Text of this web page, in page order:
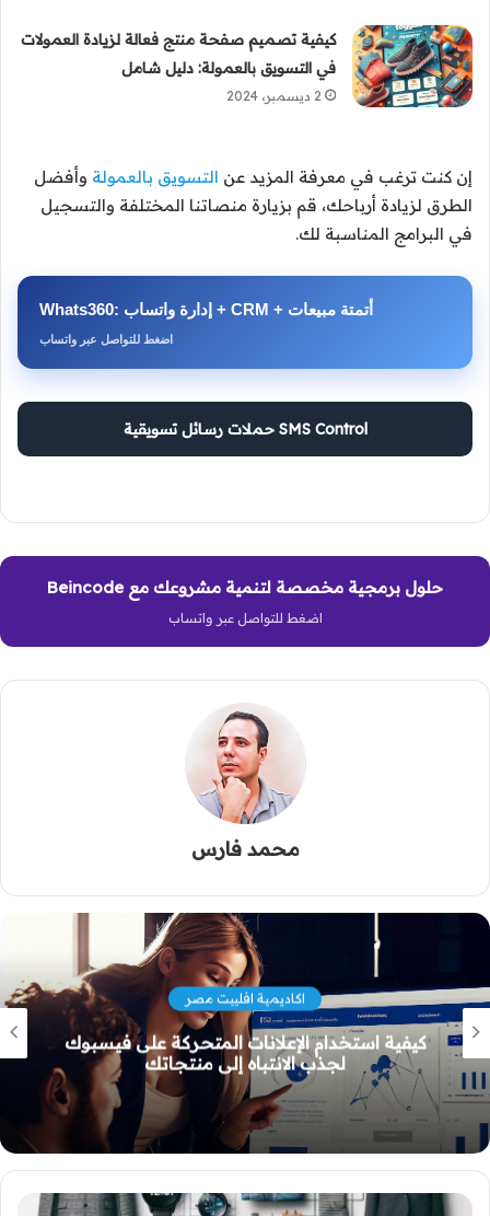
كيفية تصميم صفحة منتج فعالة لزيادة العمولات
في التسويق بالعمولة: دليل شامل
2 ديسمبر، 2024
إن كنت ترغب في معرفة المزيد عن التسويق بالعمولة وأفضل
الطرق لزيادة أرباحك، قم بزيارة منصاتنا المختلفة والتسجيل
في البرامج المناسبة لك.
Whats360: إدارة واتساب + CRM + أتمتة مبيعات
اضغط للتواصل عبر واتساب
SMS Control حملات رسائل تسويقية
حلول برمجية مخصصة لتنمية مشروعك مع Beincode
اضغط للتواصل عبر واتساب
محمد فارس
اكاديمية افلييت مصر
حلول الشحن السريعة والموثوقة والميسورة
التكلفة في مصر.